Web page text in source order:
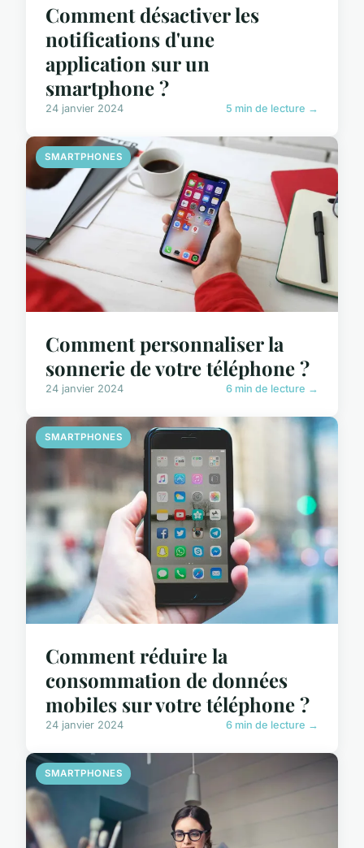
Comment désactiver les
notifications d'une
application sur un
smartphone ?
24 janvier 2024 5 min de lecture →
SMARTPHONES
Comment personnaliser la
sonnerie de votre téléphone ?
24 janvier 2024 6 min de lecture →
SMARTPHONES
Comment réduire la
consommation de données
mobiles sur votre téléphone ?
24 janvier 2024 6 min de lecture →
SMARTPHONES